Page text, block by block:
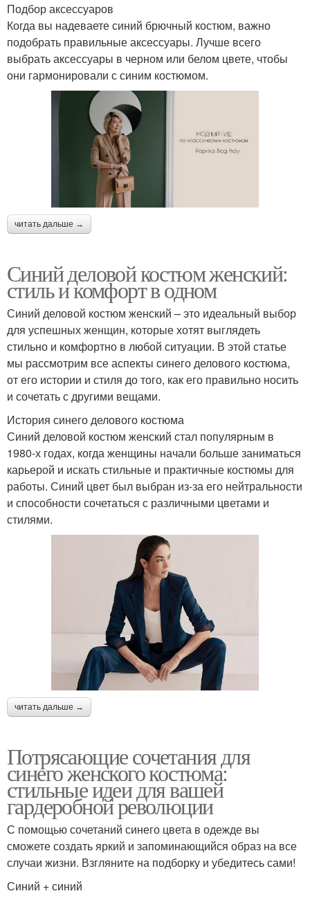
Подбор аксессуаров
Когда вы надеваете синий брючный костюм, важно
подобрать правильные аксессуары. Лучше всего
выбрать аксессуары в черном или белом цвете, чтобы
они гармонировали с синим костюмом.
читать дальше →
Синий деловой костюм женский:
стиль и комфорт в одном
Синий деловой костюм женский – это идеальный выбор
для успешных женщин, которые хотят выглядеть
стильно и комфортно в любой ситуации. В этой статье
мы рассмотрим все аспекты синего делового костюма,
от его истории и стиля до того, как его правильно носить
и сочетать с другими вещами.
История синего делового костюма
Синий деловой костюм женский стал популярным в
1980-х годах, когда женщины начали больше заниматься
карьерой и искать стильные и практичные костюмы для
работы. Синий цвет был выбран из-за его нейтральности
и способности сочетаться с различными цветами и
стилями.
читать дальше →
Потрясающие сочетания для
синего женского костюма:
стильные идеи для вашей
гардеробной революции
С помощью сочетаний синего цвета в одежде вы
сможете создать яркий и запоминающийся образ на все
случаи жизни. Взгляните на подборку и убедитесь сами!
Синий + синий